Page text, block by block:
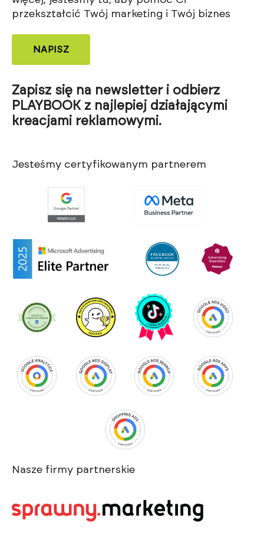
przekształcić Twój marketing i Twój biznes
NAPISZ
Zapisz się na newsletter i odbierz
PLAYBOOK z najlepiej działającymi
kreacjami reklamowymi.
Jesteśmy certyfikowanym partnerem
Nasze firmy partnerskie